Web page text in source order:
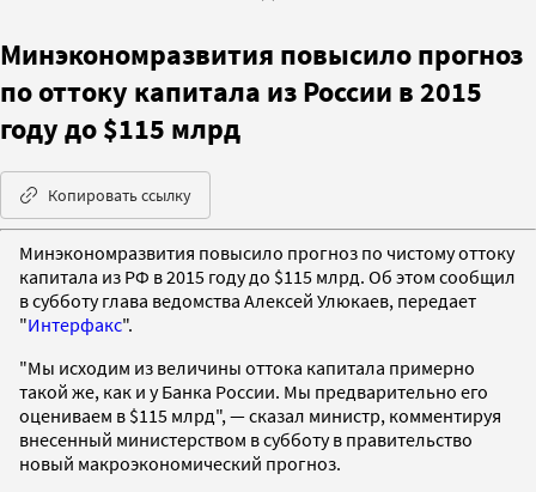
Минэкономразвития повысило прогноз
по оттоку капитала из России в 2015
году до $115 млрд
Копировать ссылку
Минэкономразвития повысило прогноз по чистому оттоку
капитала из РФ в 2015 году до $115 млрд. Об этом сообщил
в субботу глава ведомства Алексей Улюкаев, передает
"Интерфакс".
"Мы исходим из величины оттока капитала примерно
такой же, как и у Банка России. Мы предварительно его
оцениваем в $115 млрд", — сказал министр, комментируя
внесенный министерством в субботу в правительство
новый макроэкономический прогноз.